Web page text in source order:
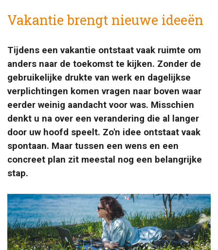
Vakantie brengt nieuwe ideeën
Tijdens een vakantie ontstaat vaak ruimte om
anders naar de toekomst te kijken. Zonder de
gebruikelijke drukte van werk en dagelijkse
verplichtingen komen vragen naar boven waar
eerder weinig aandacht voor was. Misschien
denkt u na over een verandering die al langer
door uw hoofd speelt. Zo'n idee ontstaat vaak
spontaan. Maar tussen een wens en een
concreet plan zit meestal nog een belangrijke
stap.